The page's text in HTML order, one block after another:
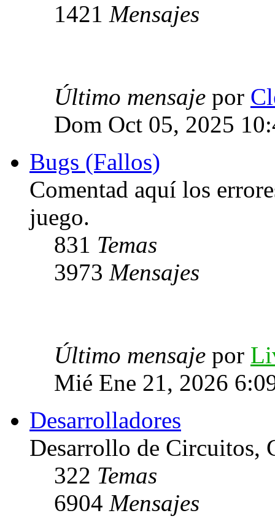
1421 Mensajes
Último mensaje por
Dom Oct 05, 2025
Bugs (Fallos)
Comentad aquí los
juego.
831 Temas
3973 Mensajes
Último mensaje por
Mié Ene 21, 2026
Desarrolladores
Desarrollo de Circuitos,
322 Temas
6904 Mensajes